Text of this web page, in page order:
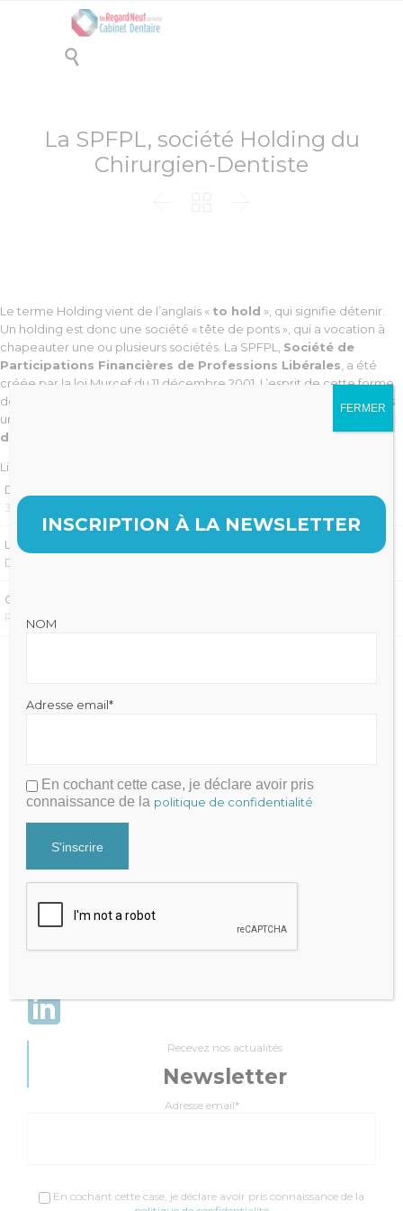

La SPFPL, société Holding du
Chirurgien-Dentiste
Le terme Holding vient de l’anglais « to hold », qui signifie détenir.
Un holding est donc une société « tête de ponts », qui a vocation à
chapeauter une ou plusieurs sociétés. La SPFPL, Société de
Participations Financières de Professions Libérales , a été
créée par la loi Murcef du 11 décembre 2001. L’esprit de cette forme
de société était de rassembler différentes professions libérales sous
un même toit,
de cabinets et l’exercice en groupe.
Lire la suite sur
DATE
31 JANVIER 2022
LIRE LA SUITE SUR :
DENTALESPACE
CATÉGORIE
REVUE DE PRESSE
Julien FRAYSSE
Expert-Comptable qui accompagne la performance de votre
Contacter par mail
Recevez nos actualités
Newsletter
Adresse email*
En cochant cette case, je déclare avoir pris connaissance de la
INSCRIPTION À LA NEWSLETTER
NOM
Adresse email*
En cochant cette case, je déclare avoir pris
connaissance de la politique de confidentialité
FERMER